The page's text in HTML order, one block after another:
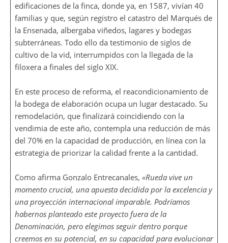
edificaciones de la finca, donde ya, en 1587, vivían 40
familias y que, según registro el catastro del Marqués de
la Ensenada, albergaba viñedos, lagares y bodegas
subterráneas. Todo ello da testimonio de siglos de
cultivo de la vid, interrumpidos con la llegada de la
filoxera a finales del siglo XIX.
En este proceso de reforma, el reacondicionamiento de
la bodega de elaboración ocupa un lugar destacado. Su
remodelación, que finalizará coincidiendo con la
vendimia de este año, contempla una reducción de más
del 70% en la capacidad de producción, en línea con la
estrategia de priorizar la calidad frente a la cantidad.
Como afirma Gonzalo Entrecanales, «Rueda vive un
momento crucial, una apuesta decidida por la excelencia y
una proyección internacional imparable. Podríamos
habernos planteado este proyecto fuera de la
Denominación, pero elegimos seguir dentro porque
creemos en su potencial, en su capacidad para evolucionar